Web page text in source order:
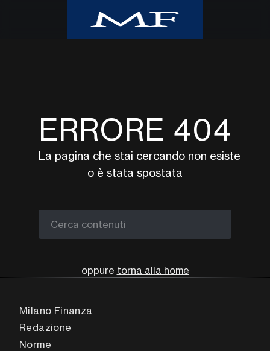
Milano Finanza
Eventi
UpTv
Video corsi
ERRORE 404
La pagina che stai cercando non esiste
o è stata spostata
Cerca contenuti
oppure torna alla home
Milano Finanza
Redazione
Norme